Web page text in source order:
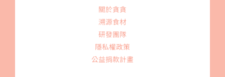
關於貪貪
溯源食材
研發團隊
隱私權政策
公益捐款計畫